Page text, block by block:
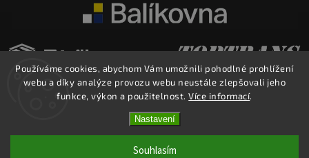
Používáme cookies, abychom Vám umožnili pohodlné prohlížení
webu a díky analýze provozu webu neustále zlepšovali jeho
funkce, výkon a použitelnost.Více informací.
Nastavení
Souhlasím
E-SHOP MILATA. Všechna práva vyhrazena.